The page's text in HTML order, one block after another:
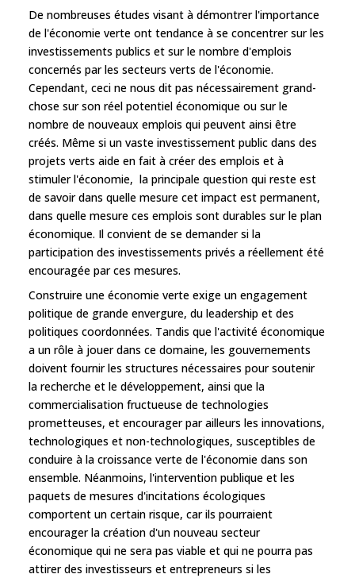
De nombreuses études visant à démontrer l'importance
de l'économie verte ont tendance à se concentrer sur les
investissements publics et sur le nombre d'emplois
concernés par les secteurs verts de l'économie.
Cependant, ceci ne nous dit pas nécessairement grand-
chose sur son réel potentiel économique ou sur le
nombre de nouveaux emplois qui peuvent ainsi être
créés. Même si un vaste investissement public dans des
projets verts aide en fait à créer des emplois et à
stimuler l'économie, la principale question qui reste est
de savoir dans quelle mesure cet impact est permanent,
dans quelle mesure ces emplois sont durables sur le plan
économique. Il convient de se demander si la
participation des investissements privés a réellement été
encouragée par ces mesures.
Construire une économie verte exige un engagement
politique de grande envergure, du leadership et des
politiques coordonnées. Tandis que l'activité économique
a un rôle à jouer dans ce domaine, les gouvernements
doivent fournir les structures nécessaires pour soutenir
la recherche et le développement, ainsi que la
commercialisation fructueuse de technologies
prometteuses, et encourager par ailleurs les innovations,
technologiques et non-technologiques, susceptibles de
conduire à la croissance verte de l'économie dans son
ensemble. Néanmoins, l'intervention publique et les
paquets de mesures d'incitations écologiques
comportent un certain risque, car ils pourraient
encourager la création d'un nouveau secteur
économique qui ne sera pas viable et qui ne pourra pas
attirer des investisseurs et entrepreneurs si les